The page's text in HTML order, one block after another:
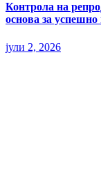
Контрола на
основа за
јули 2, 2026